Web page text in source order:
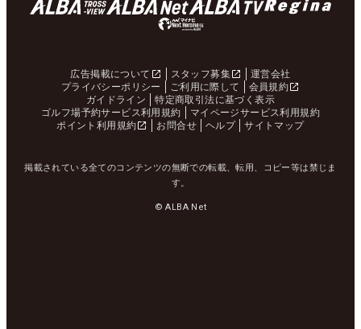
広告掲載について スタッフ募集
運営会社
プライバシーポリシー
ご利用に際して
会員規約
ガイドライン
特定商取引法に基づく表示
ゴルフ場予約サービス利用規約
マイページサービス利用規約
ポイント利用規約
お問合せ ヘルプ サイトマップ
掲載されている全てのコンテンツの無断での転載、転用、コピー等は禁じま
す。
© ALBA Net